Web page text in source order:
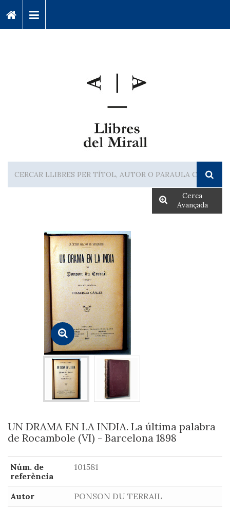
Cerca
Avançada
UN DRAMA EN LA INDIA. La última palabra
de Rocambole (VI) - Barcelona 1898
Núm. de
referència
101581
Autor
PONSON DU TERRAIL